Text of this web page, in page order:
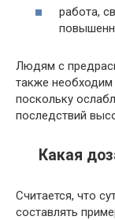
работа,
Людям с
также
поскольку
последствий
Какая
Считается, что
составлять